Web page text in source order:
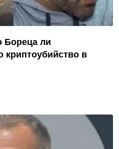
Бореца ли
криптоубийство в